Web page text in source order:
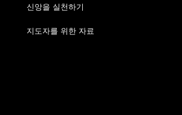
신앙을 실천하기
지도자를 위한 자료